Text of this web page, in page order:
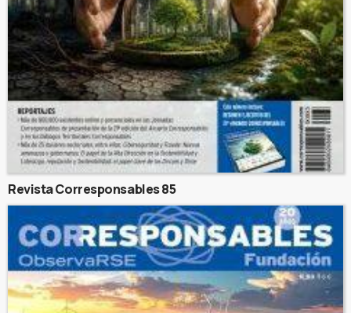
Revista Corresponsables 85